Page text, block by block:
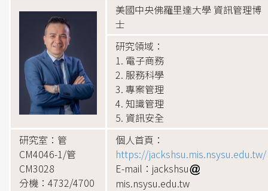
美國中央佛羅里達大學 資訊管理博
士
研究領域：
1. 電子商務
2. 服務科學
3. 專案管理
4. 知識管理
5. 資訊安全
研究室：管
CM4046-1/管
CM3028
分機：4732/4700
個人首頁：
https://jackshsu.mis.nsysu.edu.tw/
E-mail：jackshsu
mis.nsysu.edu.tw